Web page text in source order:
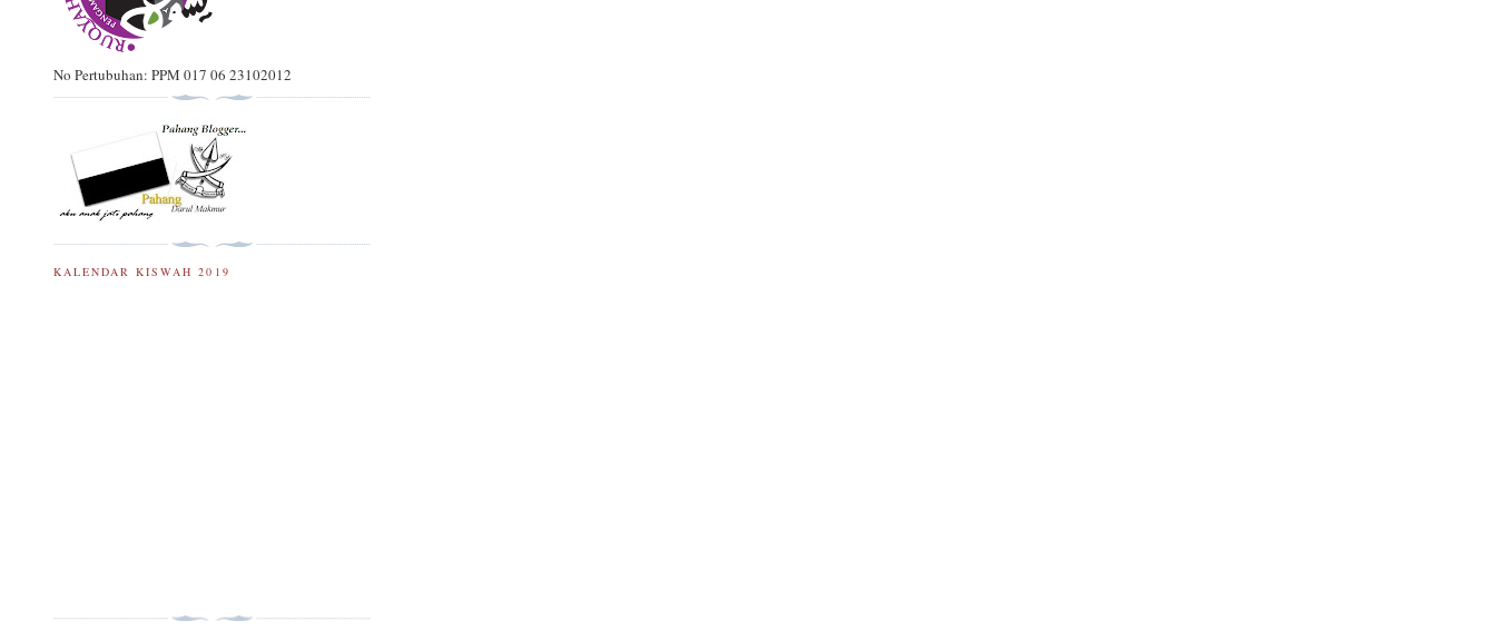
No Pertubuhan: PPM 017 06 23102012
KALENDAR KISWAH 2019